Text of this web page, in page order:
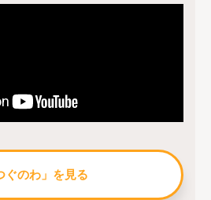
ぐのわ」を見る